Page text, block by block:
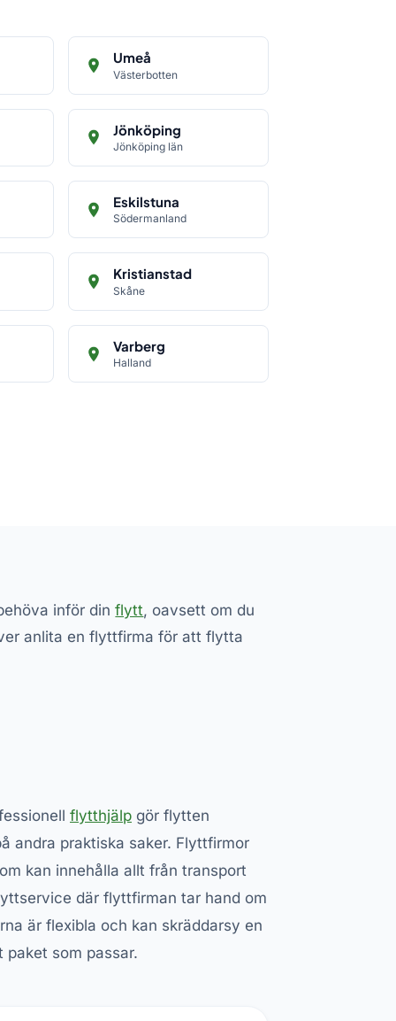
Umeå
Västerbotten
Jönköping
Jönköping län
Eskilstuna
Södermanland
Kristianstad
Skåne
Varberg
Halland
inför dinflytt, oavsett om du
anlita en flyttfirma för att flytta
flytthjälp gör flytten
andra praktiska saker. Flyttfirmor
kan innehålla allt från transport
där flyttfirman tar hand om
är flexibla och kan skräddarsy en
som passar.